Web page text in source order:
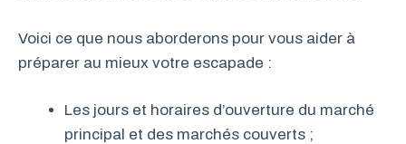
Voici ce que nous aborderons pour vous aider à
préparer au mieux votre escapade :
Les jours et horaires d’ouverture du marché
principal et des marchés couverts ;